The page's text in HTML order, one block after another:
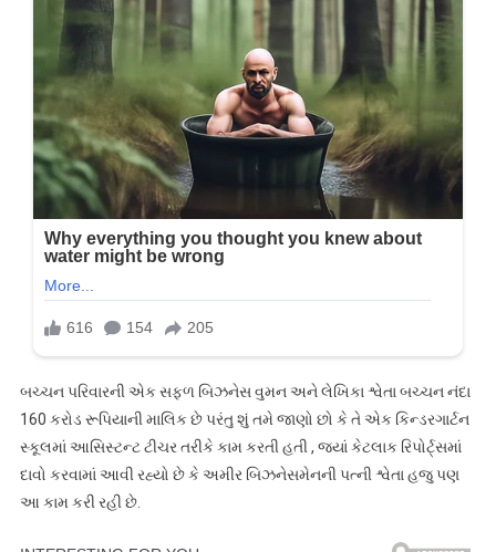
બચ્ચન પરિવારની એક સફળ બિઝનેસ વુમન અને લેખિકા શ્વેતા બચ્ચન નંદા
160 કરોડ રૂપિયાની માલિક છે પરંતુ શું તમે જાણો છો કે તે એક કિન્ડરગાર્ટન
સ્કૂલમાં આસિસ્ટન્ટ ટીચર તરીકે કામ કરતી હતી , જ્યાં કેટલાક રિપોર્ટ્સમાં
દાવો કરવામાં આવી રહ્યો છે કે અમીર બિઝનેસમેનની પત્ની શ્વેતા હજુ પણ
આ કામ કરી રહી છે.